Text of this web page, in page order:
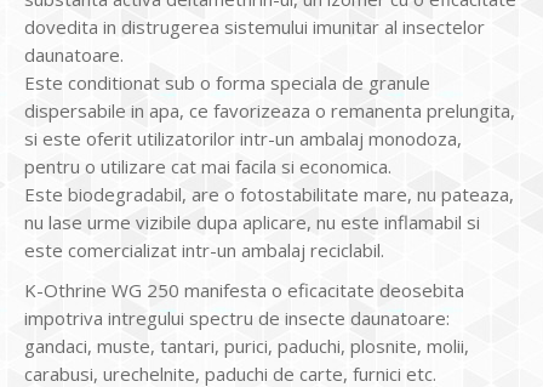
dovedita in distrugerea sistemului imunitar al insectelor
daunatoare.
Este conditionat sub o forma speciala de granule
dispersabile in apa, ce favorizeaza o remanenta prelungita,
si este oferit utilizatorilor intr-un ambalaj monodoza,
pentru o utilizare cat mai facila si economica.
Este biodegradabil, are o fotostabilitate mare, nu pateaza,
nu lase urme vizibile dupa aplicare, nu este inflamabil si
este comercializat intr-un ambalaj reciclabil.
K-Othrine WG 250 manifesta o eficacitate deosebita
impotriva intregului spectru de insecte daunatoare:
gandaci, muste, tantari, purici, paduchi, plosnite, molii,
carabusi, urechelnite, paduchi de carte, furnici etc.